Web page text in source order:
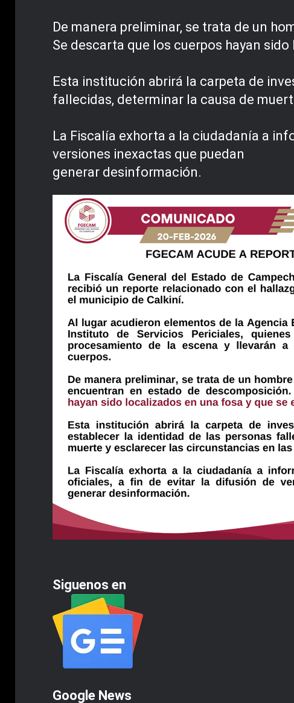
De manera preliminar, se trata de un
Se descarta que los cuerpos hayan
Esta institución abrirá la carpeta de
fallecidas, determinar la causa de
La Fiscalía exhorta a la ciudadanía a
versiones inexactas que puedan
generar desinformación.
Siguenos en
Google News